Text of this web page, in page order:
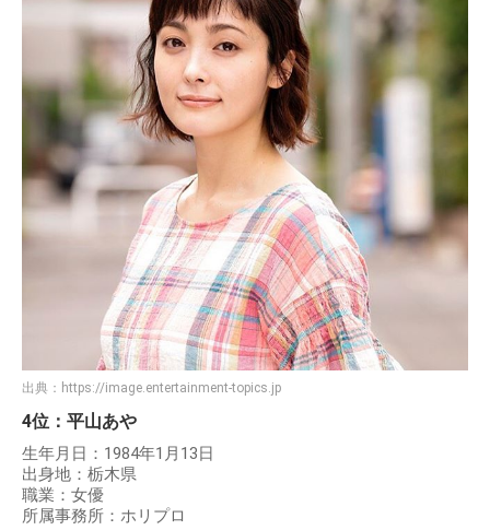
出典： https://image.entertainment-topics.jp
4位：平山あや
生年月日：1984年1月13日
出身地：栃木県
職業：女優
所属事務所：ホリプロ